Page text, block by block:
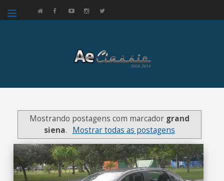
Mostrando postagens com marcador grand
siena. Mostrar todas as postagens